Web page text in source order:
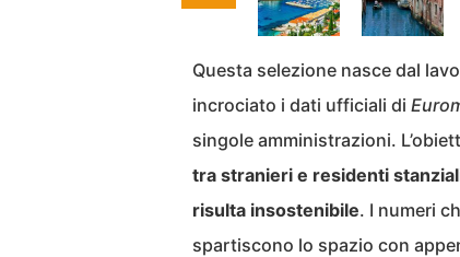
Questa selezione nasce dal
incrociato i dati ufficiali di
singole amministrazioni.
tra stranieri e residenti
risulta insostenibile. I numeri
spartiscono lo spazio con